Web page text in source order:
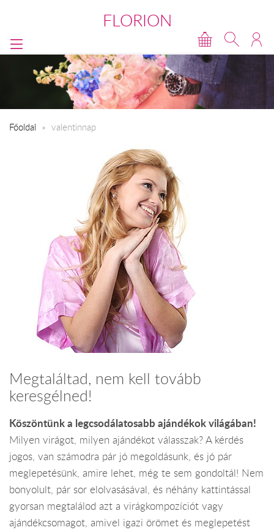
FLORION
Főoldal valentinnap
Megtaláltad, nem kell tovább
keresgélned!
Köszöntünk a legcsodálatosabb ajándékok világában!
Milyen virágot, milyen ajándékot válasszak? A kérdés
jogos, van számodra pár jó megoldásunk, és jó pár
meglepetésünk, amire lehet, még te sem gondoltál! Nem
bonyolult, pár sor elolvasásával, és néhány kattintással
gyorsan megtalálod azt a virágkompozíciót vagy
ajándékcsomagot, amivel igazi örömet és meglepetést